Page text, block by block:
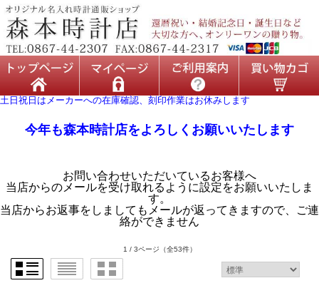
土日祝日はメーカーへの在庫確認、刻印作業はお休みします
今年も森本時計店をよろしくお願いいたします
お問い合わせいただいているお客様へ
当店からのメールを受け取れるように設定をお願いいたしま
す。
当店からお返事をしましてもメールが返ってきますので、ご連
絡ができません
1 / 3ページ （全53件）